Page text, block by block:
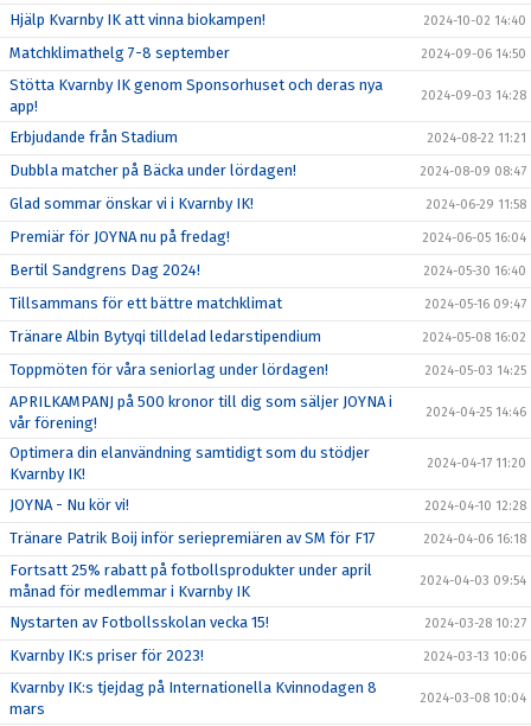
Hjälp Kvarnby IK att vinna biokampen! 2024-10-02 14:40
Matchklimathelg 7-8 september 2024-09-06 14:50
Stötta Kvarnby IK genom Sponsorhuset och deras nya
app!
2024-09-03 14:28
Erbjudande från Stadium 2024-08-22 11:21
Dubbla matcher på Bäcka under lördagen! 2024-08-09 08:47
Glad sommar önskar vi i Kvarnby IK! 2024-06-29 11:58
Premiär för JOYNA nu på fredag! 2024-06-05 16:04
Bertil Sandgrens Dag 2024! 2024-05-30 16:40
Tillsammans för ett bättre matchklimat 2024-05-16 09:47
Tränare Albin Bytyqi tilldelad ledarstipendium 2024-05-08 16:02
Toppmöten för våra seniorlag under lördagen! 2024-05-03 14:25
APRILKAMPANJ på 500 kronor till dig som säljer JOYNA i
vår förening!
2024-04-25 14:46
Optimera din elanvändning samtidigt som du stödjer
Kvarnby IK!
2024-04-17 11:20
JOYNA - Nu kör vi! 2024-04-10 12:28
Tränare Patrik Boij inför seriepremiären av SM för F17 2024-04-06 16:18
Fortsatt 25% rabatt på fotbollsprodukter under april
månad för medlemmar i Kvarnby IK
2024-04-03 09:54
Nystarten av Fotbollsskolan vecka 15! 2024-03-28 10:27
Kvarnby IK:s priser för 2023! 2024-03-13 10:06
Kvarnby IK:s tjejdag på Internationella Kvinnodagen 8
mars
2024-03-08 10:04